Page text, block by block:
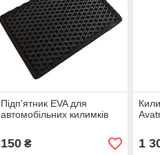
Підп'ятник EVA для
автомобільних килимків
150₴ 1